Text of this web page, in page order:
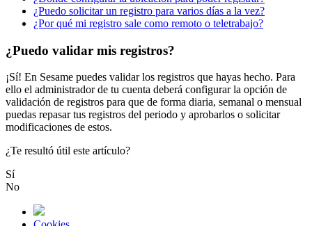
¿Puedo solicitar un registro para varios días a la vez?
¿Por qué mi registro sale como remoto o teletrabajo?
¿Puedo validar mis registros?
¡Sí! En Sesame puedes validar los registros que hayas hecho. Para
ello el administrador de tu cuenta deberá configurar la opción de
validación de registros para que de forma diaria, semanal o mensual
puedas repasar tus registros del periodo y aprobarlos o solicitar
modificaciones de estos.
¿Te resultó útil este artículo?
Sí
No